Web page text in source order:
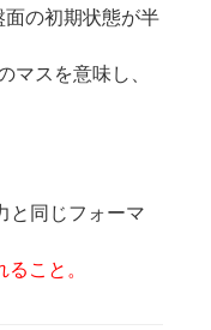
の初期状態が半
マスを意味し、
と同じフォーマ
こと。